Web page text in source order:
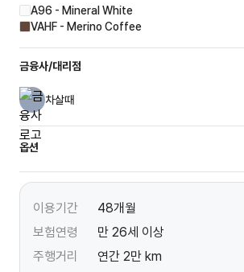
A96 - Mineral White
VAHF - Merino Coffee
금융사/대리점
차살때
옵션
이용기간
48개월
보험연령
만 26세 이상
주행거리
연간 2만 km